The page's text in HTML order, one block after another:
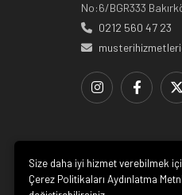
No:6/BGR333
0212 560 47 23
Size daha iyi hizmet verebilmek
Çerez Politikaları Aydınlatma